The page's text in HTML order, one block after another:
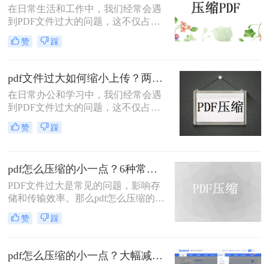
它支持自定义压缩等级、图片重采
样，且完全本地处理，安全无广告。
的需求，然后逐一详解每种方法的具
在日常生活和工作中，我们经常会遇
到PDF文件过大的问题，这不仅占用
了大量的存储空间，还降低了文件的
传输效率。因此，掌握几种有效的
何压缩pdf大小呢？本文将介绍两种常
用的PDF压缩方法，以帮助您更好地
压缩PDF文件。
赞 踩
pdf文件过大如何缩小上传？两种缩小并上传的有效方法!
在日常办公和学习中，我们经常会遇
到PDF文件过大的问题，这不仅占用
了大量的存储空间，还影响了文件的
上传速度和分享效率。那么pdf文件过
松解决PDF文件过大的问题。
赞 踩
pdf怎么压缩的小一点？6种常用方案详解！
PDF文件过大是常见的问题，影响存
储和传输效率。那么pdf怎么压缩的小
一点呢？本文将详解6种主流压缩方
案，助你快速解决文件体积过大的困
赞 踩
pdf怎么压缩的小一点？大幅减小文件体积的有效方法全解析！